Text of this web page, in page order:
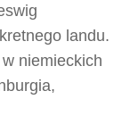
landu.
niemieckich